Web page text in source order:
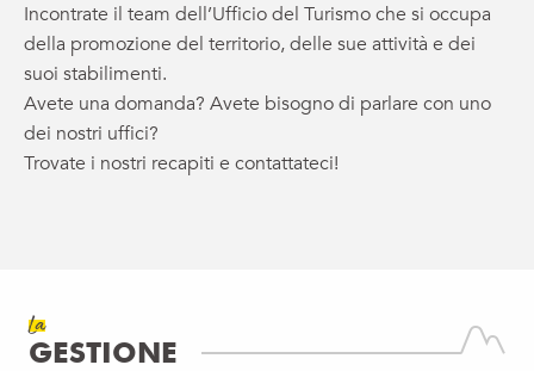
Incontrate il team dell’Ufficio del Turismo che si occupa
della promozione del territorio, delle sue attività e dei
suoi stabilimenti.
Avete una domanda? Avete bisogno di parlare con uno
dei nostri uffici?
Trovate i nostri recapiti e contattateci!
La
GESTIONE